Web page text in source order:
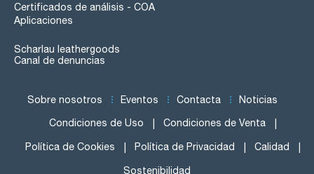
Certificados de análisis - COA
Aplicaciones
Scharlau leathergoods
Canal de denuncias
Sobre nosotros Eventos Contacta Noticias
Condiciones de Uso Condiciones de Venta
Política de Cookies Política de Privacidad Calidad
Sostenibilidad